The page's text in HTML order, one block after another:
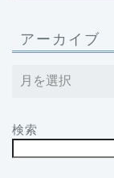
アーカイブ
検索